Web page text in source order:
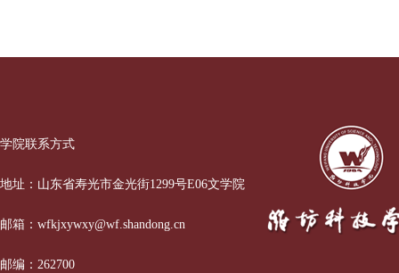
学院联系方式
地址：山东省寿光市金光街1299号E06文学院
邮箱：wfkjxywxy@wf.shandong.cn
邮编：262700